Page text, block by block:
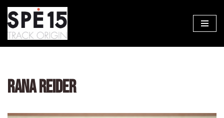
Aller
au
RANA REIDER